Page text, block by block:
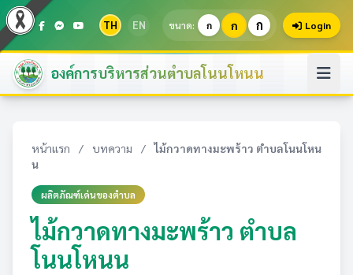
TH EN ขนาด: ก ก ก Login
องค์การบริหารส่วนตำบลโนนโหนน
หน้าแรก / บทความ /
ไม้กวาดทางมะพร้าว ตำบลโนนโหน
น
ผลิตภัณฑ์เด่นของตำบล
ไม้กวาดทางมะพร้าว ตำบล
โนนโหนน